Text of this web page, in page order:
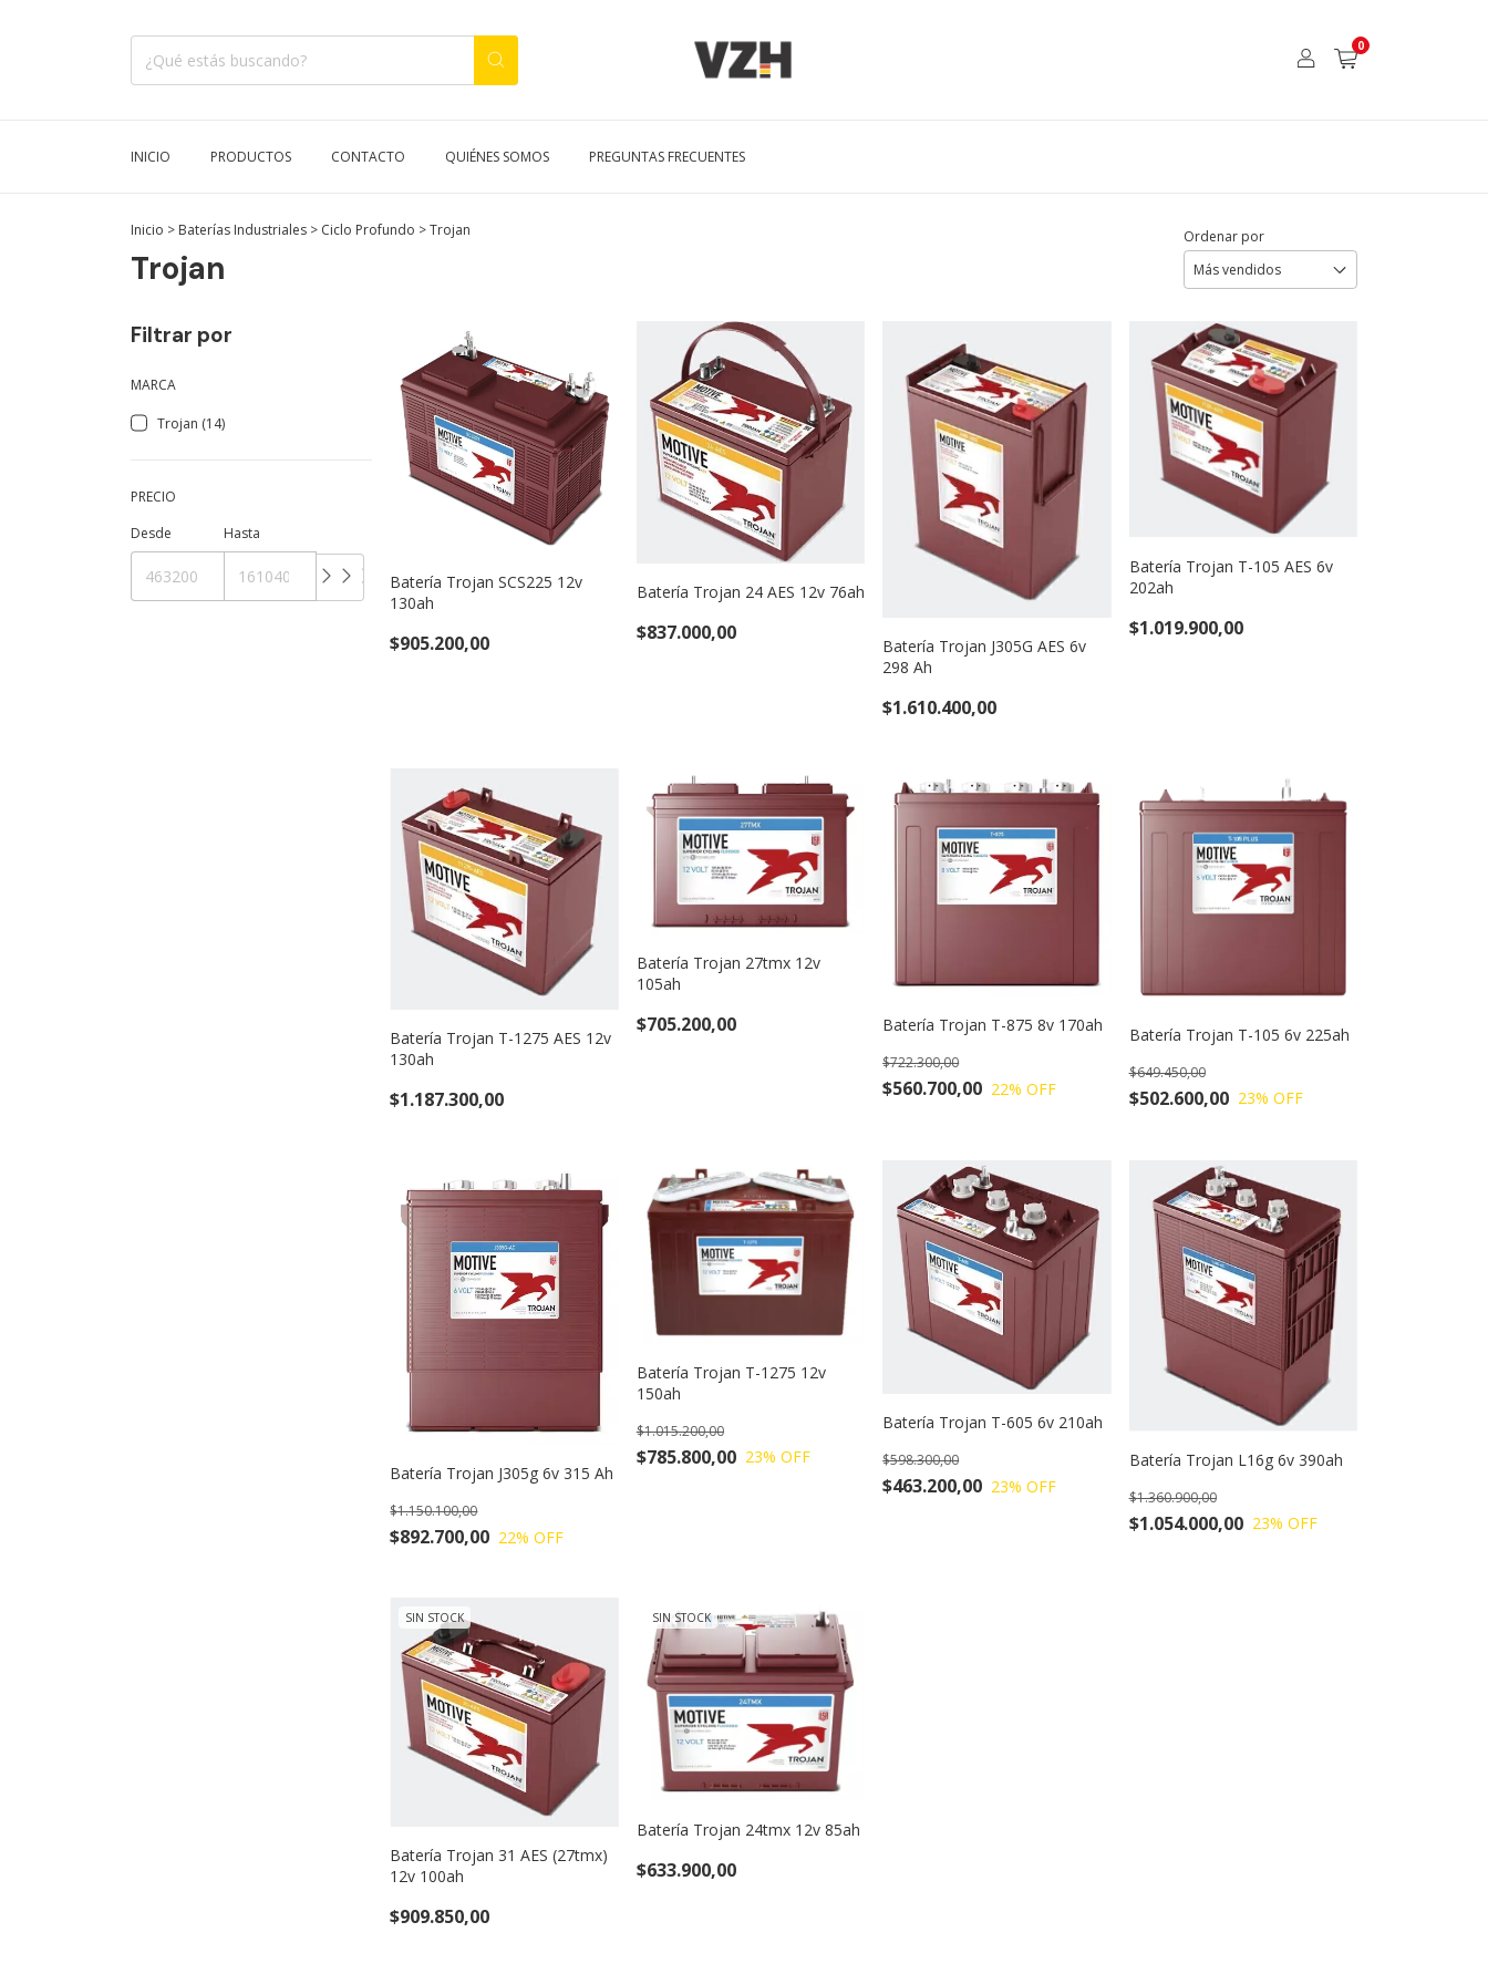
0
INICIO PRODUCTOS CONTACTO QUIÉNES SOMOS PREGUNTAS FRECUENTES
Inicio > Baterías Industriales > Ciclo Profundo >Trojan
Trojan
Ordenar por
Filtrar por
MARCA
Trojan (14)
PRECIO
Desde
Hasta
Batería Trojan SCS225 12v
130ah
$905.200,00
Batería Trojan 24 AES 12v 76ah
$837.000,00
Batería Trojan J305G AES 6v
298 Ah
$1.610.400,00
Batería Trojan T-105 AES 6v
202ah
$1.019.900,00
Batería Trojan T-1275 AES 12v
130ah
$1.187.300,00
Batería Trojan 27tmx 12v
105ah
$705.200,00 Batería Trojan T-875 8v 170ah
$560.700,00
$722.300,00
22% OFF
Batería Trojan T-105 6v 225ah
$502.600,00
$649.450,00
23% OFF
Batería Trojan J305g 6v 315 Ah
$892.700,00
$1.150.100,00
22% OFF
Batería Trojan T-1275 12v
150ah
$785.800,00
$1.015.200,00
23% OFF
Batería Trojan T-605 6v 210ah
$463.200,00
$598.300,00
23% OFF
Batería Trojan L16g 6v 390ah
$1.054.000,00
$1.360.900,00
23% OFF
SIN STOCK
Batería Trojan 31 AES (27tmx)
12v 100ah
$909.850,00
SIN STOCK
Batería Trojan 24tmx 12v 85ah
$633.900,00